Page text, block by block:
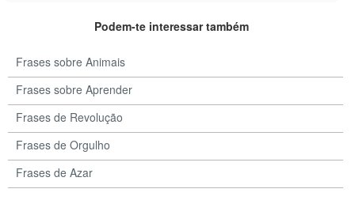
Podem-te interessar também
Frases sobre Animais
Frases sobre Aprender
Frases de Revolução
Frases de Orgulho
Frases de Azar